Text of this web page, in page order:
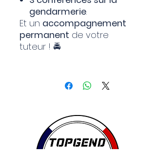
gendarmerie.
Et un accompagnement
permanent de votre
tuteur ! 🚔